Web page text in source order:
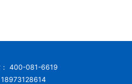
400-081-6619
18973128614